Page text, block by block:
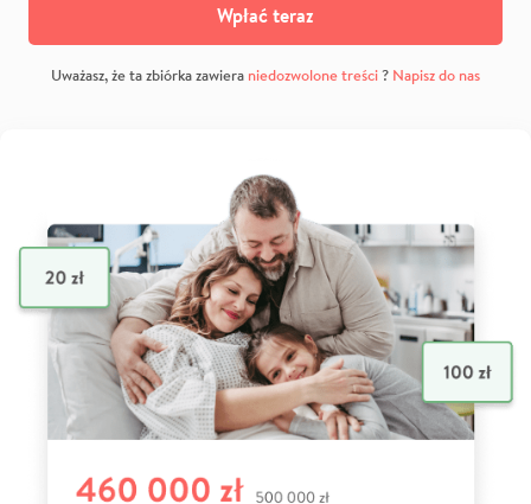
Wpłać teraz
Uważasz, że ta zbiórka zawiera niedozwolone treści? Napisz do nas